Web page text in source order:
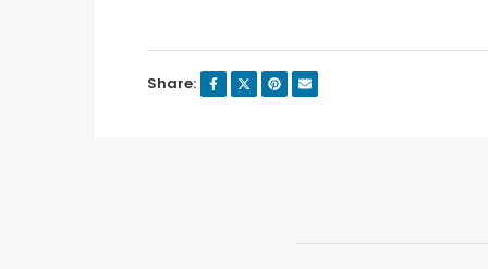
Share: